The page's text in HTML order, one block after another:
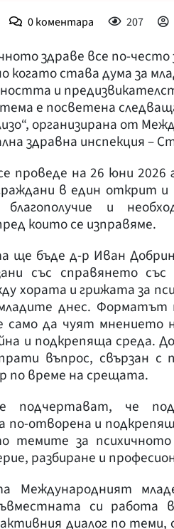
0коментара 207
здраве все по-
когато става дума за
и
е посветена
организирана от
здравна инспекция –
проведе на 26 юни 2026
в един открит и
благополучие и
които се изправяме.
ще бъде д-р Иван
със справянето
хората и грижата за
днес. Форматът
само да чуят мнението
и подкрепяща среда.
въпрос, свързан
по време на срещата.
подчертават, че
по-отворена и
темите за
разбиране и
Международният
си работа
диалог по